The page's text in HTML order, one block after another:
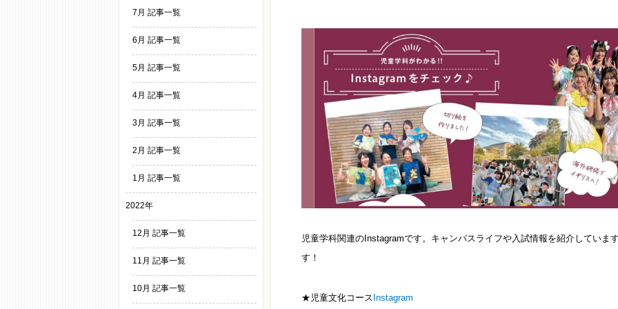
7月 記事一覧
6月 記事一覧
5月 記事一覧
4月 記事一覧
3月 記事一覧
2月 記事一覧
1月 記事一覧
2022年
12月 記事一覧
11月 記事一覧
10月 記事一覧
児童学科関連のInstagramです。キャンパスライフや入試情報を紹介していま
す！
★児童文化コース Instagram